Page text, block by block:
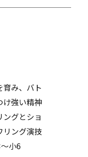
み、バト
け強い精神
グとショ
リング演技
小6